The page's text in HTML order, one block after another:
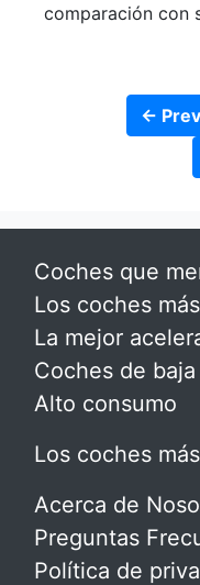
comparación con
←
Coches que
Los coches
La mejor
Coches de
Alto consumo
Los coches
Acerca de
Preguntas
Política de